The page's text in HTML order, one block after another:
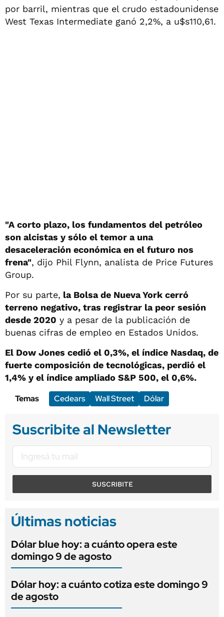
por barril, mientras que el crudo estadounidense
West Texas Intermediate ganó 2,2%, a u$s110,61.
"A corto plazo, los fundamentos del petróleo
son alcistas y sólo el temor a una
desaceleración económica en el futuro nos
frena", dijo Phil Flynn, analista de Price Futures
Group.
Por su parte, la Bolsa de Nueva York cerró
terreno negativo, tras registrar la peor sesión
desde 2020 y a pesar de la publicación de
buenas cifras de empleo en Estados Unidos.
El Dow Jones cedió el 0,3%, el índice Nasdaq, de
fuerte composición de tecnológicas, perdió el
1,4% y el índice ampliado S&P 500, el 0,6%.
Temas
Cedears Wall Street Dólar
Suscribite al Newsletter
SUSCRIBITE
Últimas noticias
Dólar blue hoy: a cuánto opera este
domingo 9 de agosto
Dólar hoy: a cuánto cotiza este domingo 9
de agosto